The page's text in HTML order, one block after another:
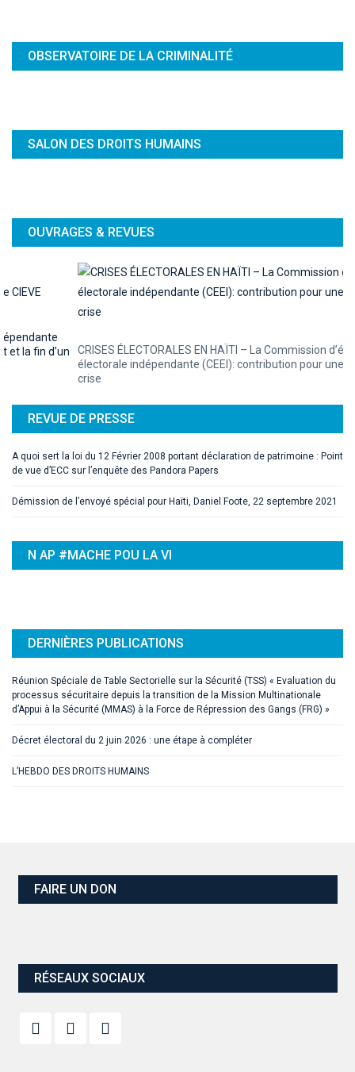
OBSERVATOIRE DE LA CRIMINALITÉ
SALON DES DROITS HUMAINS
OUVRAGES & REVUES
CRISES ÉLECTORALES EN HAÏTI – La Commission d’évaluation
électorale indépendante (CEEI): contribution pour une sortie de
REVUE DE PRESSE
A quoi sert la loi du 12 Février 2008 portant déclaration de patrimoine : Point
de vue d’ECC sur l’enquête des Pandora Papers
Démission de l’envoyé spécial pour Haïti, Daniel Foote, 22 septembre 2021
N AP #MACHE POU LA VI
DERNIÈRES PUBLICATIONS
Réunion Spéciale de Table Sectorielle sur la Sécurité (TSS) « Evaluation du
processus sécuritaire depuis la transition de la Mission Multinationale
d’Appui à la Sécurité (MMAS) à la Force de Répression des Gangs (FRG) »
Décret électoral du 2 juin 2026 : une étape à compléter
L’HEBDO DES DROITS HUMAINS
FAIRE UN DON
RÉSEAUX SOCIAUX